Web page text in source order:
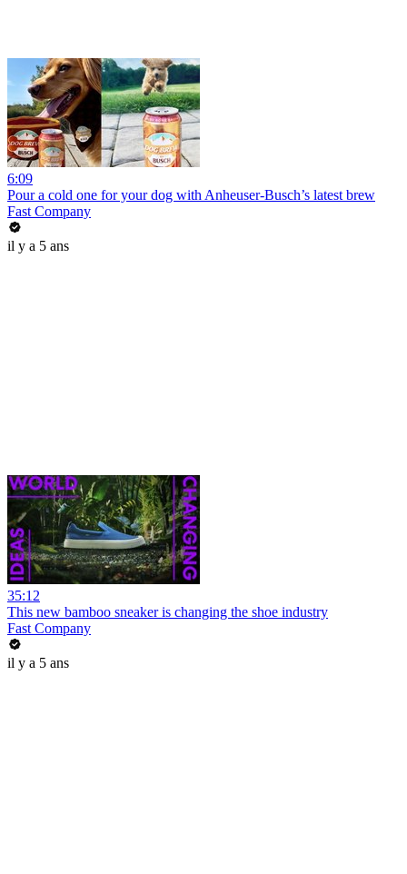
6:09
Pour a cold one for your dog with Anheuser-Busch’s latest brew
Fast Company
il y a 5 ans
35:12
This new bamboo sneaker is changing the shoe industry
Fast Company
il y a 5 ans